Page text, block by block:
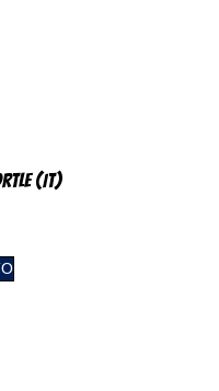
(IT)